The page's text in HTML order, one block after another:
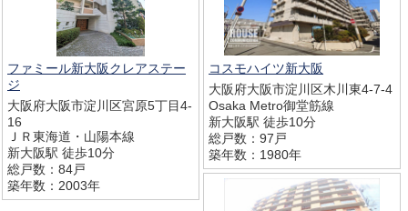
ファミール新大阪クレアステー
ジ
大阪府大阪市淀川区宮原5丁目4-
16
ＪＲ東海道・山陽本線
新大阪駅 徒歩10分
総戸数：84戸
築年数：2003年
コスモハイツ新大阪
大阪府大阪市淀川区木川東4-7-4
Osaka Metro御堂筋線
新大阪駅 徒歩10分
総戸数：97戸
築年数：1980年